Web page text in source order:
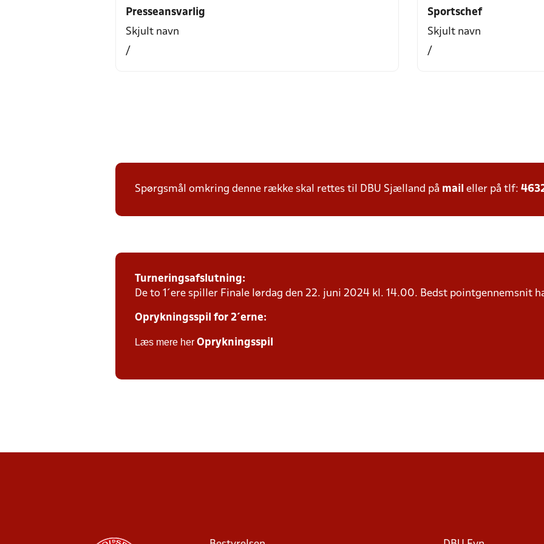
Presseansvarlig
Skjult navn
/
Sportschef
Skjult navn
/
Spørgsmål omkring denne række skal rettes til DBU Sjælland på mail eller på tlf:
Turneringsafslutning:
De to 1´ere spiller Finale lørdag den 22. juni 2024 kl. 14.00. Bedst pointgennemsnit
Oprykningsspil for 2´erne:
Læs mere her Oprykningsspil